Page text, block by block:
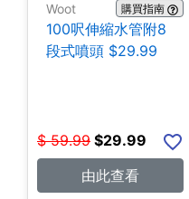
Woot 購買指南
100呎伸縮水管附8
段式噴頭 $29.99
$ 59.99 $29.99
由此查看